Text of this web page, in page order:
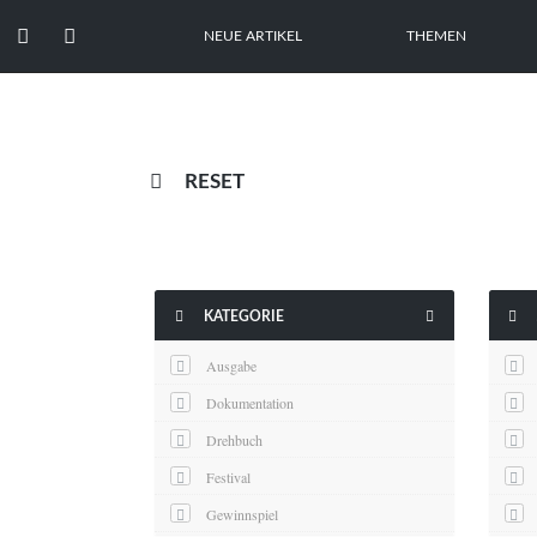
  NEUE ARTIKEL THEMEN
 RESET
 KATEGORIE 
Ausgabe
Dokumentation
Drehbuch
Festival
Gewinnspiel
